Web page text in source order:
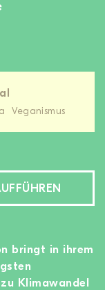
Veganismus
bringt in ihrem
Klimawandel